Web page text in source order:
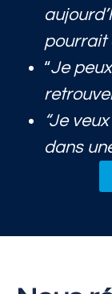
pourrait
“Je
“Je
dans